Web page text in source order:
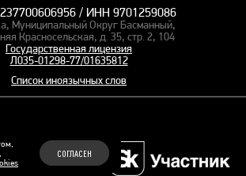
СОГЛАСЕН
обучение
технологии
/ ИНН 9701259086
Муниципальный Округ Басманный,
Красносельская, д. 35, стр. 2, 104
Государственная лицензия
Л035-01298-77/01635812
Список иноязычных слов
и Слайд
по